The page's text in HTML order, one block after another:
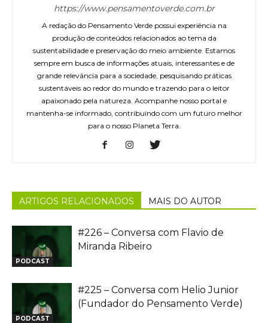
https://www.pensamentoverde.com.br
A redação do Pensamento Verde possui experiência na
produção de conteúdos relacionados ao tema da
sustentabilidade e preservação do meio ambiente. Estamos
sempre em busca de informações atuais, interessantes e de
grande relevância para a sociedade, pesquisando práticas
sustentáveis ao redor do mundo e trazendo para o leitor
apaixonado pela natureza. Acompanhe nosso portal e
mantenha-se informado, contribuindo com um futuro melhor
para o nosso Planeta Terra.
ARTIGOS RELACIONADOS MAIS DO AUTOR
PODCAST
#226 – Conversa com Flavio de
Miranda Ribeiro
PODCAST
#225 – Conversa com Helio Junior
(Fundador do Pensamento Verde)